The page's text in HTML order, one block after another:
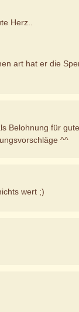
Herz..
art hat er die
Belohnung für gute
^^
wert ;)